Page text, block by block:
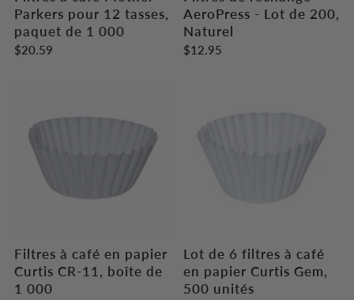
Parkers pour 12 tasses,
paquet de 1 000
$20.59
AeroPress - Lot de 200,
Naturel
$12.95
Filtres à café en papier
Curtis CR-11, boîte de
1 000
Lot de 6 filtres à café
en papier Curtis Gem,
500 unités